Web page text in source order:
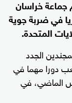
جماعة خراسان
في ضربة جوية
المتحدة.
الجدد
دورا مهما في
الماضي، في